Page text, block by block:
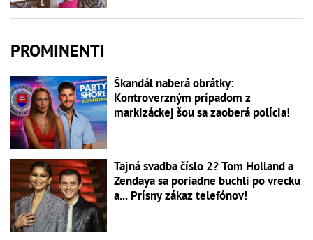
PROMINENTI
Škandál naberá obrátky:
Kontroverzným prípadom z
markizáckej šou sa zaoberá polícia!
Tajná svadba číslo 2? Tom Holland a
Zendaya sa poriadne buchli po vrecku
a... Prísny zákaz telefónov!